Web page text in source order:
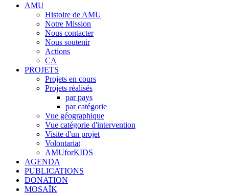
AMU
Histoire de AMU
Notre Mission
Nous contacter
Nous soutenir
Actions
CA
PROJETS
Projets en cours
Projets réalisés
par pays
par catégorie
Vue géographique
Vue catégorie d'intervention
Visite d'un projet
Volontariat
AMUforKIDS
AGENDA
PUBLICATIONS
DONATION
MOSAÏK